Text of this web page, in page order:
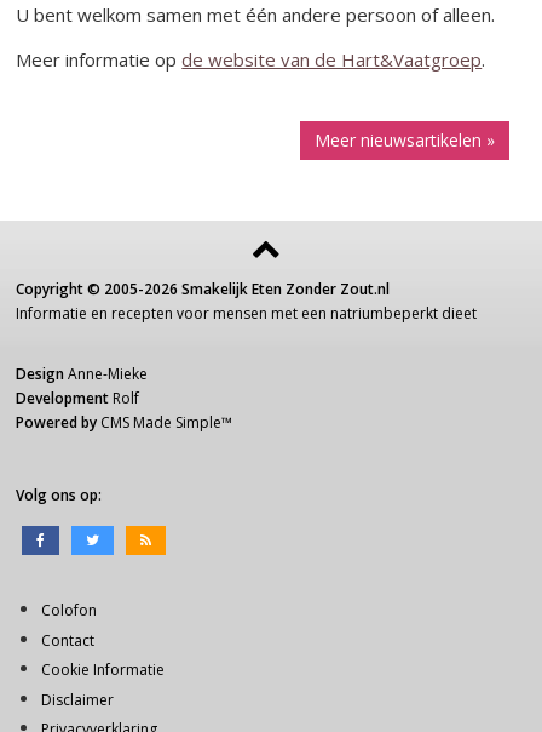
U bent welkom samen met één andere persoon of alleen.
Meer informatie opde website van de Hart&Vaatgroep.
Meer nieuwsartikelen »
Copyright © 2005-2026 Smakelijk Eten Zonder Zout.nl
Informatie en recepten voor mensen met een natriumbeperkt dieet
Design Anne-Mieke
Development Rolf
Powered by CMS Made Simple™
Volg ons op:
Colofon
Contact
Cookie Informatie
Disclaimer